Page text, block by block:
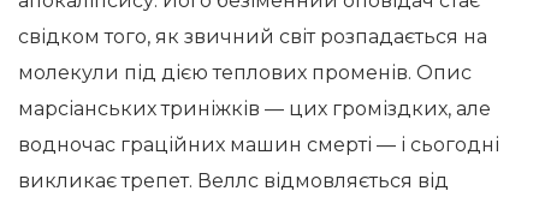
свідком того, як звичний світ розпадається на
молекули під дією теплових променів. Опис
марсіанських триніжків — цих громіздких, але
водночас граційних машин смерті — і сьогодні
викликає трепет. Веллс відмовляється від